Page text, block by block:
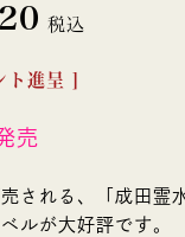
税込
ト進呈 ]
売
される、「成田霊
ルが大好評です。